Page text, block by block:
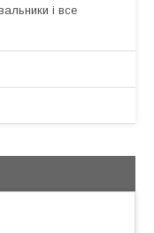
і все